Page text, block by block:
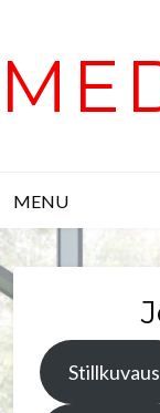
content
MENU
Stillkuvaus